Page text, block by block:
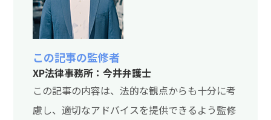
この記事の監修者
XP法律事務所：今井弁護士
この記事の内容は、法的な観点からも十分に考
慮し、適切なアドバイスを提供できるよう監修